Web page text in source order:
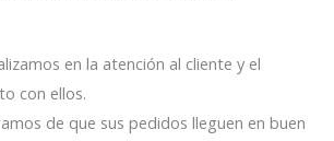
en la atención al cliente y el
con ellos.
de que sus pedidos lleguen en buen